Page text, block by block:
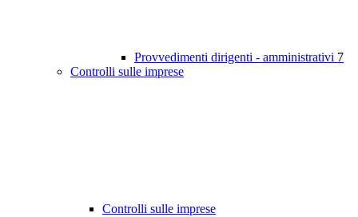
Provvedimenti dirigenti - amministrativi 7
Controlli sulle imprese
Controlli sulle imprese